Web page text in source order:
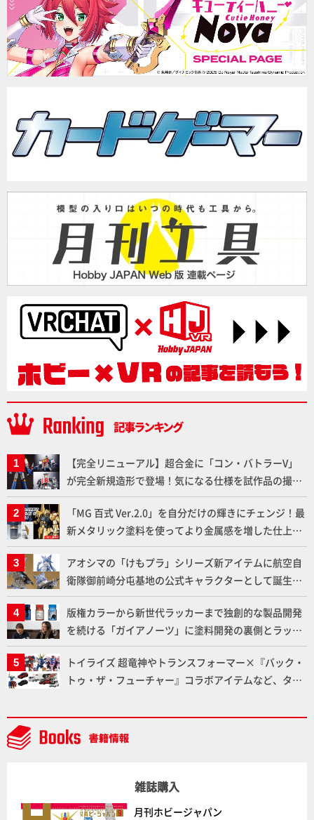
【完全リニューアル】超合金に「コン・バトラーV」
が完全新規造形で登場！気になる仕様を試作品の撮り
下ろしでご紹介!!さらに「大鉄人17」＆「ワンエイ
ト」セット情報もお届け！【超合金の魂】
「MG 百式 Ver.2.0」を自分だけの輝きにチェンジ！最
新メタリック塗料を使ってより金属感を増した仕上が
りに!!【試し読み】
アオシマの「けもプラ」シリーズ新アイテムに航空自
衛隊御前崎分屯基地の公式キャラクターとして誕生し
た「おまねこ」が着任！けもプラ公式サイト限定版と
通常版の2ラインで発売！
版権カラーから新世代ラッカーまで独創的な製品開発
を続ける「ガイアノーツ」に塗料開発の裏側とラッカ
ー塗料の未来についてインタビュー！
トイライズ 超竜神やトランスフォーマー×『バック・
トゥ・ザ・フューチャー』コラボアイテムなど、タカ
NEWITEM】
雑誌購入
月刊ホビージャパン